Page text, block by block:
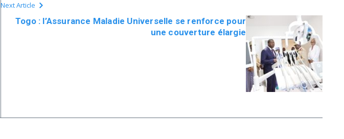
Next Article
Togo : l’Assurance Maladie Universelle se renforce pour
une couverture élargie